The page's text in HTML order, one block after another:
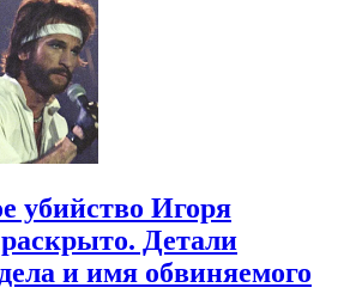
убийство Игоря
Детали
и имя обвиняемого